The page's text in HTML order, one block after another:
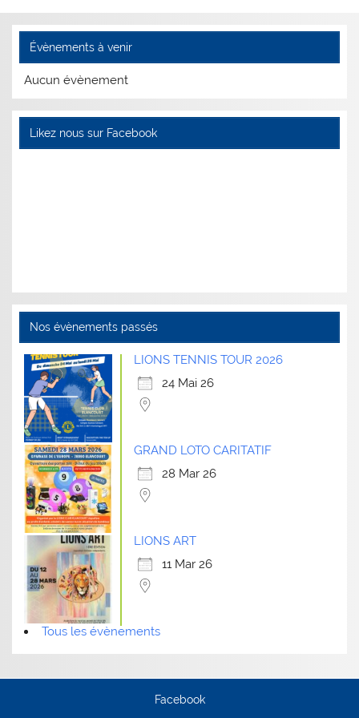
Évènements à venir
Aucun évènement
Likez nous sur Facebook
Nos évènements passés
LIONS TENNIS TOUR 2026
24 Mai 26
GRAND LOTO CARITATIF
28 Mar 26
LIONS ART
11 Mar 26
Tous les évènements
Facebook